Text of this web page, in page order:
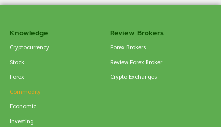
Knowledge
Cryptocurrency
Stock
Forex
Commodity
Economic
Investing
Review Brokers
Forex Brokers
Review Forex Broker
Crypto Exchanges